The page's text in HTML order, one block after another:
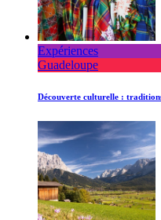
Expériences
Guadeloupe
Découverte culturelle :